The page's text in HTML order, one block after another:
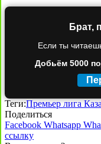
Брат,
Если ты
Добьём 5000
Теги:Премьер лига
Поделиться
Facebook Whatsapp
ссылку